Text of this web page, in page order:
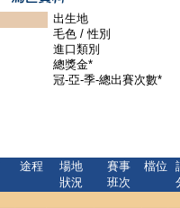
出生地
毛色 / 性別
進口類別
總獎金*
冠-亞-季-總出賽次數*
途程
場地
狀況
賽事
班次
檔位